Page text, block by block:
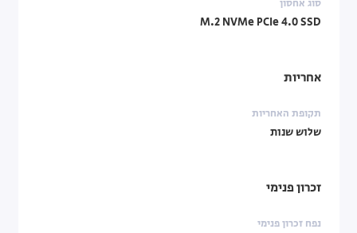
M.2 NVMe PCIe 4.0 SSD
אחריות
תקופת האחריות
שלוש שנות
זכרון פנימי
נפח זכרון פנימי